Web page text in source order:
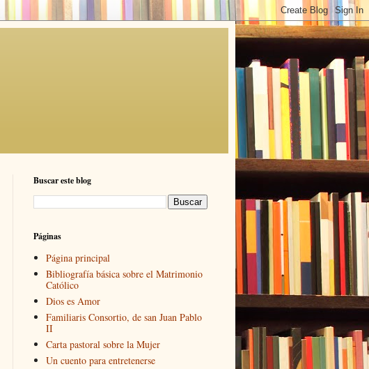
Buscar este blog
Páginas
Página principal
Bibliografía básica sobre el Matrimonio
Católico
Dios es Amor
Familiaris Consortio, de san Juan Pablo
II
Carta pastoral sobre la Mujer
Un cuento para entretenerse